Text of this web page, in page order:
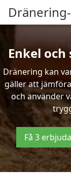
Enkel
Dränering kan
gäller att
och använder
Få 3